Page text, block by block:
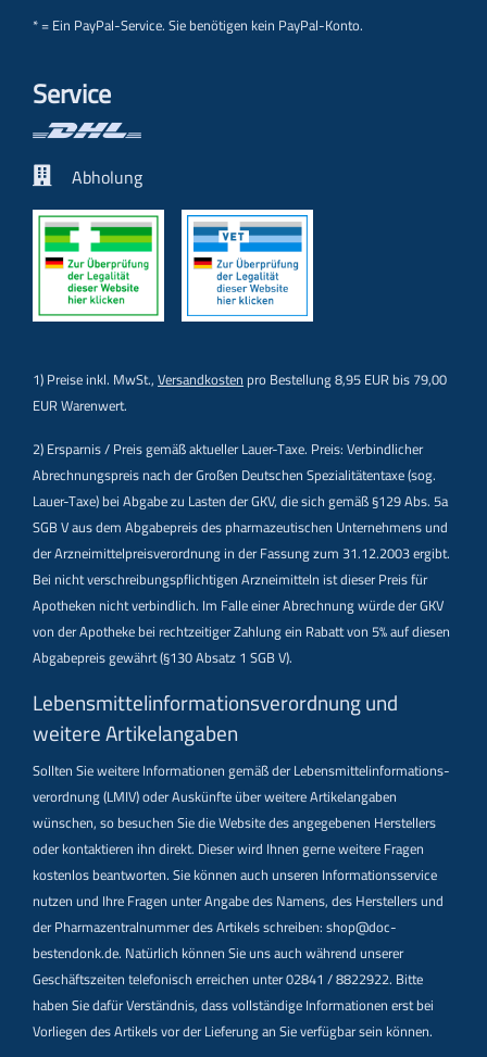
* = Ein PayPal-Service. Sie benötigen kein PayPal-Konto.
Service
Abholung
1) Preise inkl. MwSt.,Versandkosten pro Bestellung 8,95 EUR bis 79,00
EUR Warenwert.
2) Ersparnis / Preis gemäß aktueller Lauer-Taxe. Preis: Verbindlicher
Abrechnungspreis nach der Großen Deutschen Spezialitätentaxe (sog.
Lauer-Taxe) bei Abgabe zu Lasten der GKV, die sich gemäß §129 Abs. 5a
SGB V aus dem Abgabepreis des pharmazeutischen Unternehmens und
der Arzneimittelpreisverordnung in der Fassung zum 31.12.2003 ergibt.
Bei nicht verschreibungspflichtigen Arzneimitteln ist dieser Preis für
Apotheken nicht verbindlich. Im Falle einer Abrechnung würde der GKV
von der Apotheke bei rechtzeitiger Zahlung ein Rabatt von 5% auf diesen
Abgabepreis gewährt (§130 Absatz 1 SGB V).
Lebensmittel­informations­verordnung und
weitere Artikelangaben
Sollten Sie weitere Informationen gemäß der Lebensmittel­informations­
verordnung (LMIV) oder Auskünfte über weitere Artikelangaben
wünschen, so besuchen Sie die Website des angegebenen Herstellers
oder kontaktieren ihn direkt. Dieser wird Ihnen gerne weitere Fragen
kostenlos beantworten. Sie können auch unseren Informationsservice
nutzen und Ihre Fragen unter Angabe des Namens, des Herstellers und
der Pharmazentralnummer des Artikels schreiben: shop@doc-
bestendonk.de. Natürlich können Sie uns auch während unserer
Geschäftszeiten telefonisch erreichen unter 02841 / 8822922. Bitte
haben Sie dafür Verständnis, dass vollständige Informationen erst bei
Vorliegen des Artikels vor der Lieferung an Sie verfügbar sein können.